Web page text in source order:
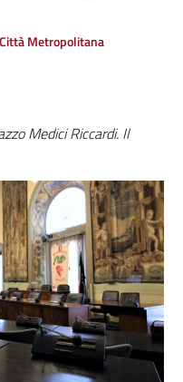
Città Metropolitana
Medici Riccardi. Il